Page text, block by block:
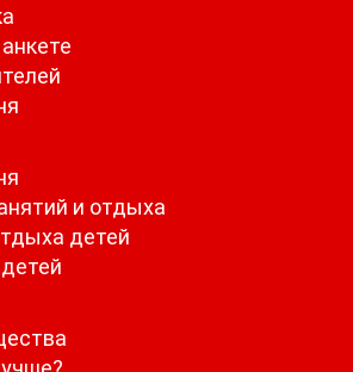
и отдыха
детей